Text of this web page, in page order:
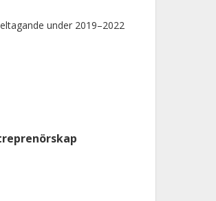
under 2019–2022